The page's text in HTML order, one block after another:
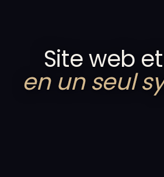
Site web
en un seul